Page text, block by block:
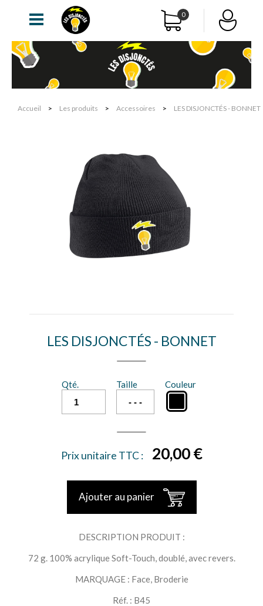
0
Accueil > Les produits > Accessoires > LES DISJONCTÉS - BONNET
LES DISJONCTÉS - BONNET
Qté. Taille Couleur
Prix unitaire TTC : 20,00 €
Ajouter au panier
DESCRIPTION PRODUIT :
72 g. 100% acrylique Soft-Touch, doublé, avec revers.
MARQUAGE : Face, Broderie
Réf. : B45